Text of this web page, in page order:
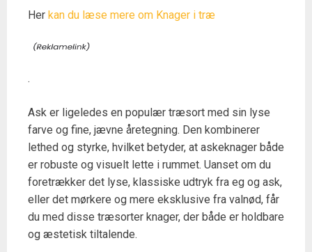
Her kan du læse mere om Knager i træ
.
Ask er ligeledes en populær træsort med sin lyse
farve og fine, jævne åretegning. Den kombinerer
lethed og styrke, hvilket betyder, at askeknager både
er robuste og visuelt lette i rummet. Uanset om du
foretrækker det lyse, klassiske udtryk fra eg og ask,
eller det mørkere og mere eksklusive fra valnød, får
du med disse træsorter knager, der både er holdbare
og æstetisk tiltalende.